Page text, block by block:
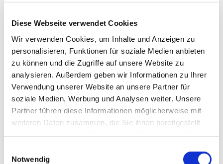
Diese Webseite verwendet Cookies
Wir verwenden Cookies, um Inhalte und Anzeigen zu
personalisieren, Funktionen für soziale Medien anbieten
zu können und die Zugriffe auf unsere Website zu
analysieren. Außerdem geben wir Informationen zu Ihrer
Verwendung unserer Website an unsere Partner für
soziale Medien, Werbung und Analysen weiter. Unsere
Partner führen diese Informationen möglicherweise mit
weiteren Daten zusammen, die Sie ihnen bereitgestellt
Notwendig
Donnerstag, 8. April 2027, 19:45 -
21:15 Uhr
Jugendhaus, Gartenweg 9, 33758
Schloß Holte-Stukenbrock